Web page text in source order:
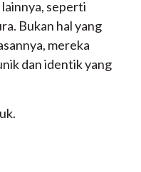
seperti
Bukan hal yang
mereka
dan identik yang